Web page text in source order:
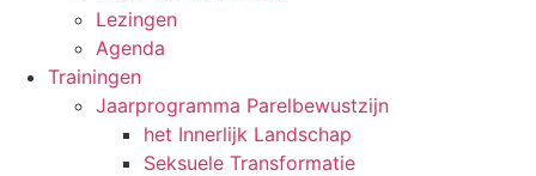
Lezingen
Agenda
Trainingen
Jaarprogramma Parelbewustzijn
het Innerlijk Landschap
Seksuele Transformatie